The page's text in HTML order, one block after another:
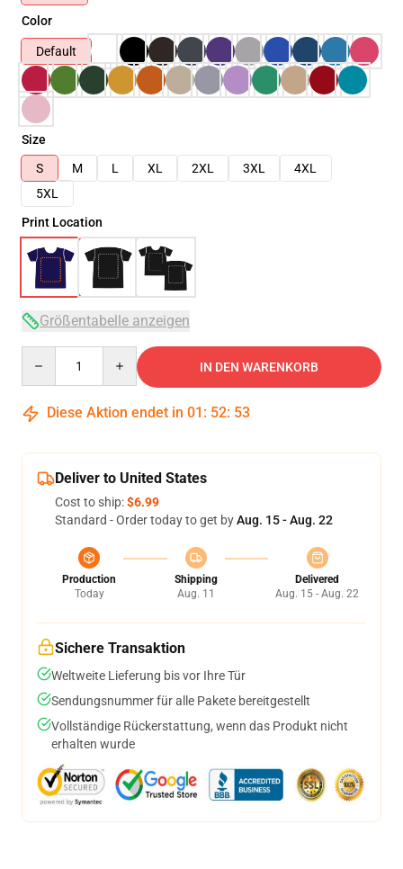
Color
Default
Size
S
M L XL 2XL 3XL
4XL
5XL
Print Location
Größentabelle anzeigen
IN DEN WARENKORB
Diese Aktion endet in 01 : 52: 53
Deliver to United States
Cost to ship:$6.99
Standard - Order today to get byAug. 15 - Aug. 22
Production
Today
Shipping
Aug. 11
Delivered
Aug. 15 - Aug. 22
Sichere Transaktion
Weltweite Lieferung bis vor Ihre Tür
Sendungsnummer für alle Pakete bereitgestellt
Vollständige Rückerstattung, wenn das Produkt nicht
erhalten wurde